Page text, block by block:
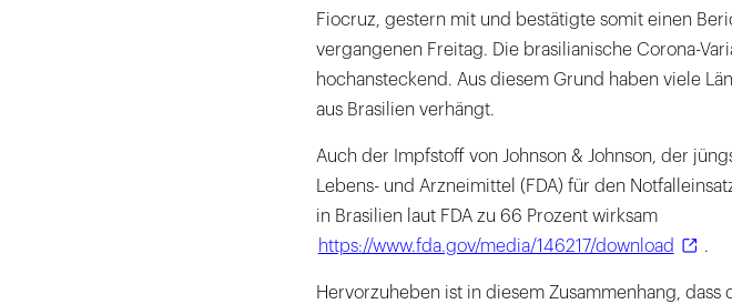
Fiocruz, gestern mit und bestätigte somit einen
vergangenen Freitag. Die brasilianische Corona-
hochansteckend. Aus diesem Grund haben viele
aus Brasilien verhängt.
Auch der Impfstoff von Johnson & Johnson, der
Lebens- und Arzneimittel (FDA) für den
in Brasilien laut FDA zu 66 Prozent wirksam
https://www.fda.gov/media/146217/download
.
Hervorzuheben ist in diesem Zusammenhang, dass